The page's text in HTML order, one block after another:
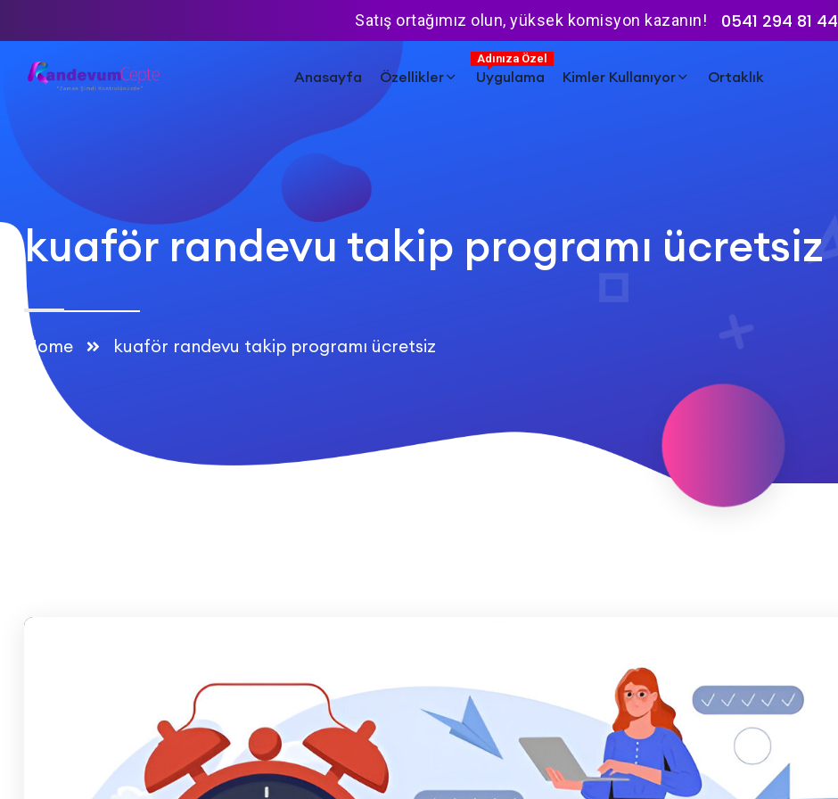
Satış ortağımız olun, yüksek komisyon kazanın! 0541 294 81 44
Anasayfa Özellikler
Adınıza Özel
Uygulama Kimler Kullanıyor Ortaklık
kuaför randevu takip programı ücretsiz
Home kuaför randevu takip programı ücretsiz